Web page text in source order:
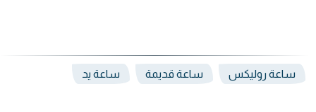
ساعة روليكس ساعة قديمة ساعة يد